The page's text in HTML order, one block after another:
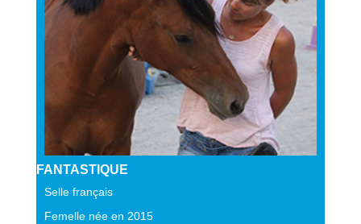
FANTASTIQUE
Selle français
Femelle née en 2015